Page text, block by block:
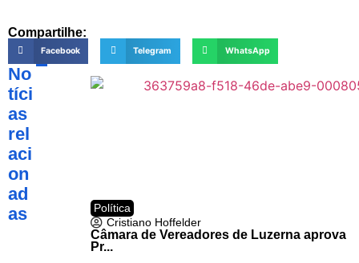
Compartilhe:
Facebook Telegram WhatsApp
No
tíci
as
rel
aci
on
ad
as
Política
Cristiano Hoffelder
Câmara de Vereadores de Luzerna aprova
Pr...